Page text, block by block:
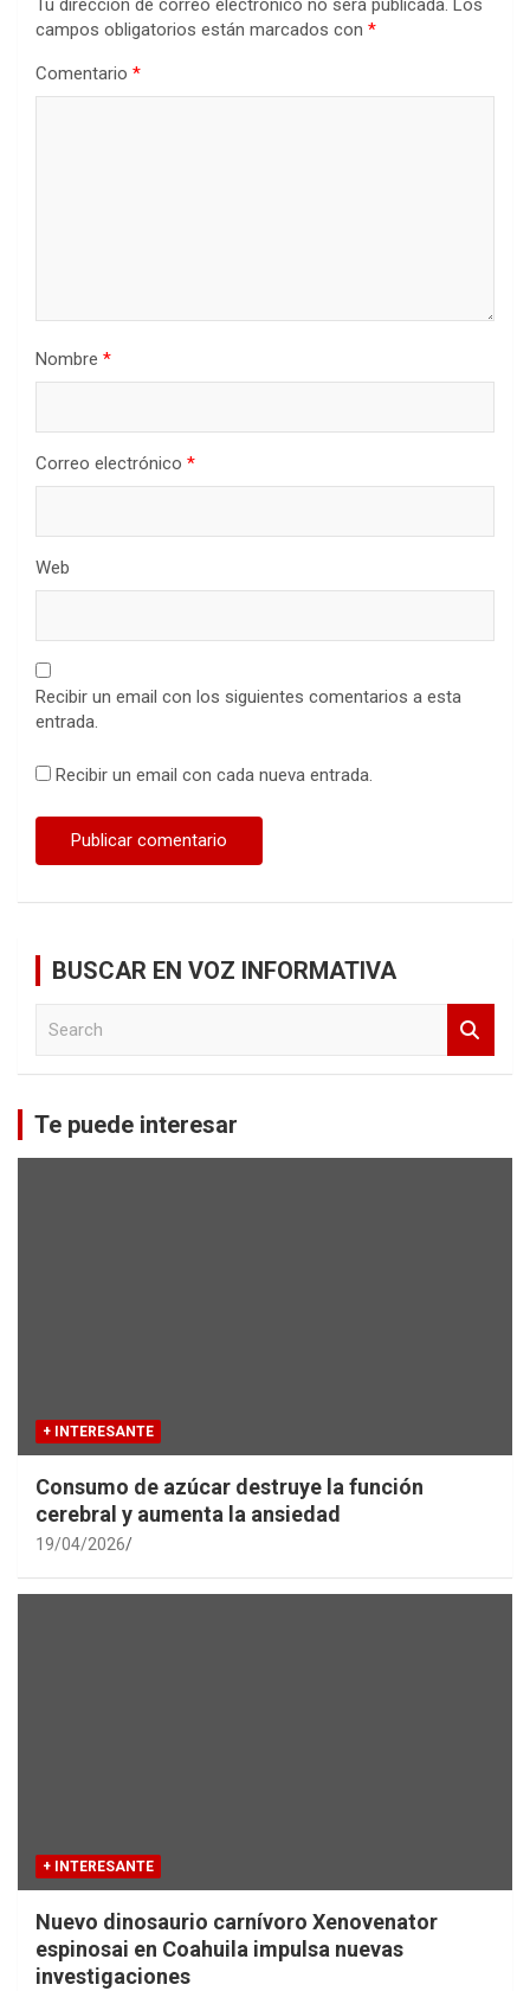
Tu dirección de correo electrónico no será publicada. Los
campos obligatorios están marcados con *
Comentario *
Nombre *
Correo electrónico *
Web
Recibir un email con los siguientes comentarios a esta
entrada.
Recibir un email con cada nueva entrada.
BUSCAR EN VOZ INFORMATIVA
c
h
Te puede interesar
+ INTERESANTE
Consumo de azúcar destruye la función
cerebral y aumenta la ansiedad
19/04/2026
+ INTERESANTE
Nuevo dinosaurio carnívoro Xenovenator
espinosai en Coahuila impulsa nuevas
investigaciones